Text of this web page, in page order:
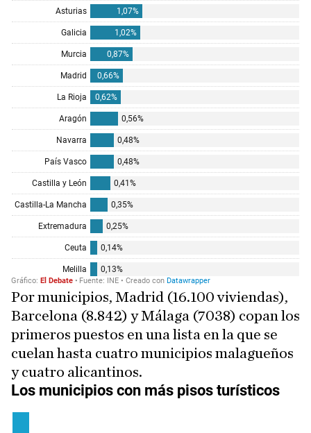
Por municipios, Madrid (16.100 viviendas),
Barcelona (8.842) y Málaga (7038) copan los
primeros puestos en una lista en la que se
cuelan hasta cuatro municipios malagueños
y cuatro alicantinos.